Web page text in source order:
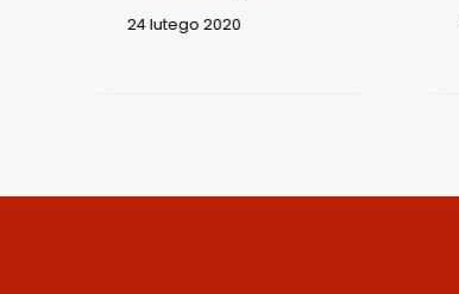
24 lutego 2020